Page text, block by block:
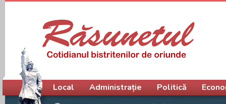
Meniu principal
Local Administrație Politică